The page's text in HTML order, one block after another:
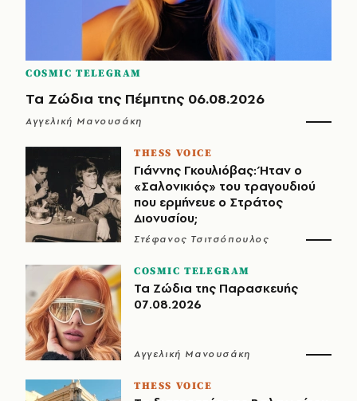
COSMIC TELEGRAM
Τα Ζώδια της Πέμπτης 06.08.2026
Αγγελική Μανουσάκη
THESS VOICE
Γιάννης Γκουλιόβας: Ήταν ο
«Σαλονικιός» του τραγουδιού
που ερμήνευε ο Στράτος
Διονυσίου;
Στέφανος Τσιτσόπουλος
COSMIC TELEGRAM
Τα Ζώδια της Παρασκευής
07.08.2026
Αγγελική Μανουσάκη
THESS VOICE